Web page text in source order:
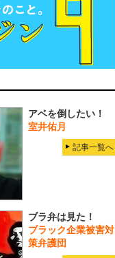
アベを倒したい！
室井佑月
記事一覧へ
ブラ弁は見た！
ブラック企業被害対
策弁護団